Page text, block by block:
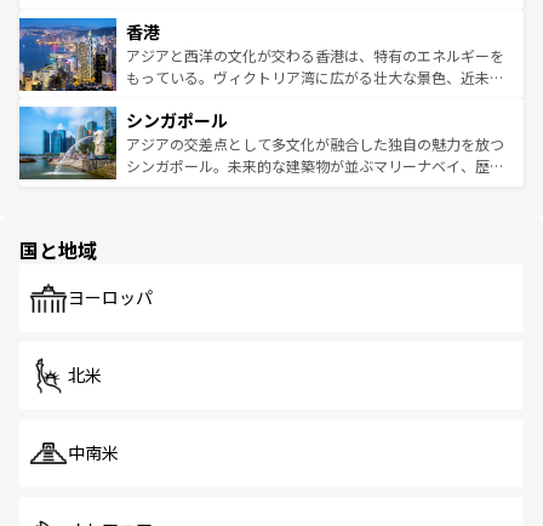
とつ。フォーやバインミー、ベトナムコーヒーなどは、ぜ
ひ現地で味わいたい。どの地域を訪れてもあたたかい人々
が旅行者を迎えてくれるので、きっと忘れられない旅にな
参照してほしい。
の活気が交差している。北部ではチェンマイなどの山岳地
帯で自然と触れ合い、南部ではプーケットやクラビの美し
いビーチでリゾート気分を楽しむことができる。タイ料理
激する。気候は一年中温暖で、どの季節にも異なる楽しみ
が待っている。親しみやすいタイの人々、仏教を中心とし
た文化、そして多様な観光資源が、訪れる旅人を魅了し続
香港
アジアと西洋の文化が交わる香港は、特有のエネルギーを
もっている。ヴィクトリア湾に広がる壮大な景色、近未来
み、どこを訪れても感動するはず。観光スポットが密集し
ており、効率よく見どころを回れるのも魅力。息をのむよ
うな絶景から文化的な体験まで、香港を存分に楽しみ尽く
シンガポール
アジアの交差点として多文化が融合した独自の魅力を放つ
シンガポール。未来的な建築物が並ぶマリーナベイ、歴史
で、ホーカーズは地元の風情を楽しめる外せないスポット
国と地域
ヨーロッパ
北米
中南米